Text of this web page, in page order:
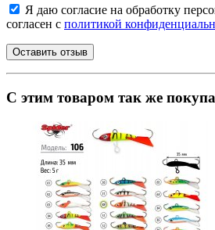
Я даю согласие на обработку
согласен с политикой
C этим товаром так же